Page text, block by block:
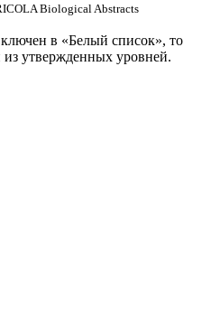
Biological Abstracts
в «Белый список», то
из утвержденных уровней.